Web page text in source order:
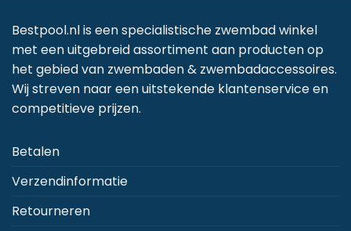
Bestpool.nl is een specialistische zwembad winkel
met een uitgebreid assortiment aan producten op
het gebied van zwembaden & zwembadaccessoires.
Wij streven naar een uitstekende klantenservice en
competitieve prijzen.
Betalen
Verzendinformatie
Retourneren